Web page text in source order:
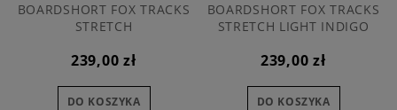
BOARDSHORT FOX TRACKS
STRETCH
239,00 zł
DO KOSZYKA
BOARDSHORT FOX TRACKS
STRETCH LIGHT INDIGO
239,00 zł
DO KOSZYKA